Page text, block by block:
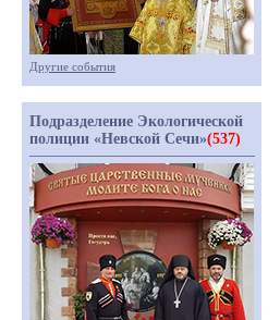
Другие события
Подразделение Экологической
полиции «Невской Сечи»(537)